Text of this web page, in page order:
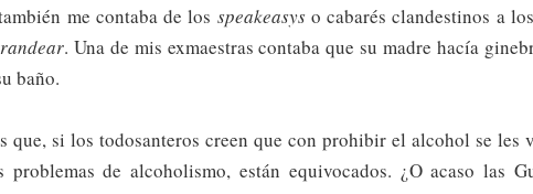
me contaba de los speakeasyso cabarés clandestinos a
. Una de mis exmaestras contaba que su madre hacía
baño.
que, si los todosanteros creen que con prohibir el alcohol se les
problemas de alcoholismo, están equivocados. ¿O acaso las